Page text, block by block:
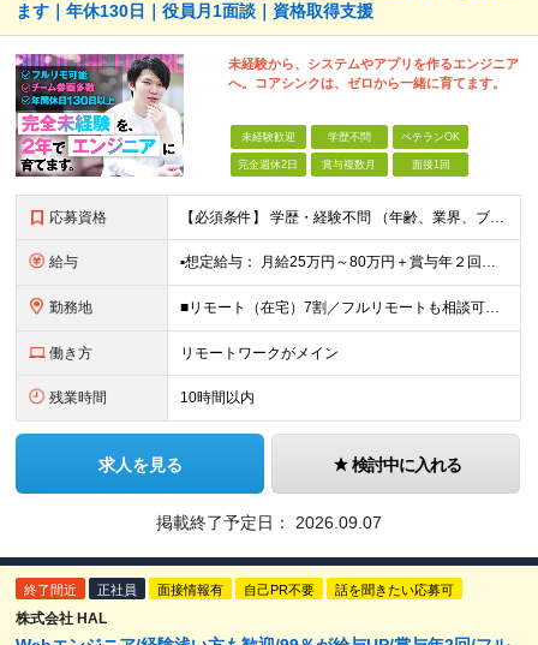
ます｜年休130日｜役員月1面談｜資格取得支援
未経験から、システムやアプリを作るエンジニア
へ。コアシンクは、ゼロから一緒に育てます。
未経験歓迎 学歴不問 ベテランOK
完全週休2日 賞与複数月 面接1回
応募資格 【必須条件】 学歴・経験不問 （年齢、業界、ブランクの有無は問いません） 【こんな思いの方を、特に歓迎します】 「IT業界に憧れているけど、自分にもできるのか不安」 「異業種から転職して、新しいキ
給与 ▪️想定給与： 月給25万円～80万円＋賞与年２回＋各種手当 ★前職の給与額は保証します！ 【手当一覧】 ■住宅手当 ■交通費 ■時間外手当 ■引越し手当（規程あり） ※月給は経験・スキルを考慮
勤務地 ■リモート（在宅）7割／フルリモートも相談可能 ■一都三県を中心に各地のプロジェクト先 ※プロジェクトは本人の希望を最大限考慮し相談のうえで決定 ※転居を伴う転勤なし 【本社】 東京都千代田区外神田
働き方 リモートワークがメイン
残業時間 10時間以内
求人を見る 検討中に入れる
掲載終了予定日： 2026.09.07
終了間近 正社員 面接情報有 自己PR不要 話を聞きたい応募可
株式会社 HAL